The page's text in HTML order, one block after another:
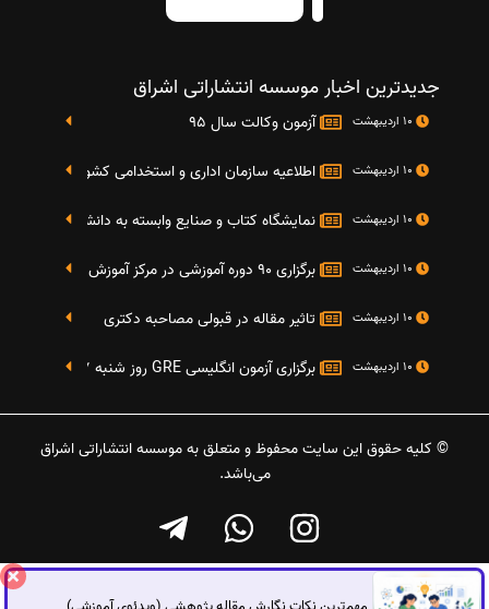
جدیدترین اخبار موسسه انتشاراتی اشراق
آزمون وکالت سال 95
اطلاعیه سازمان اداری و استخدامی کشور در خصوص
نمایشگاه کتاب و صنایع وابسته به دانشگاه صنعتی شریف 4 الی 8 مهر
برگزاری 90 دوره آموزشی در مرکز آموزش فرهنگی دانشگاه علامه
تاثیر مقاله در قبولی مصاحبه دکتری
برگزاری آزمون انگلیسی GRE روز شنبه 27 شهریور(مقارن با 17 سپتامبر 2016)
© کلیه حقوق این سایت محفوظ و متعلق به موسسه انتشاراتی اشراق
می‌باشد.